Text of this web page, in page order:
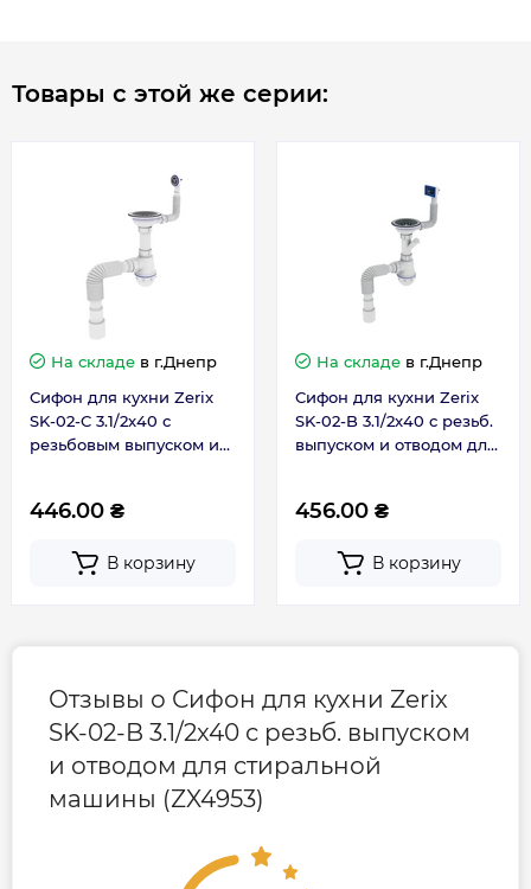
Товары с этой же серии:
На складе в г.Днепр
Сифон для кухни Zerix
SK-02-C 3.1/2x40 с
резьбовым выпуском и
446.00 ₴
В корзину
На складе в г.Днепр
Сифон для кухни Zerix
SK-02-B 3.1/2x40 с резьб.
выпуском и отводом для
456.00 ₴
В корзину
Отзывы о Сифон для кухни Zerix
SK-02-B 3.1/2x40 с резьб. выпуском
и отводом для стиральной
машины (ZX4953)